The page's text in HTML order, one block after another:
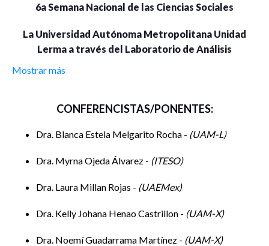
6aSemana Nacional de las Ciencias Sociales
La Universidad Autónoma Metropolitana Unidad
Lerma a través del Laboratorio de Análisis
“Las Ciencias Sociales en la práctica”
12 y 13 de octubre de 2023
Coordinador académico: Dr. Omar Miranda Gómez
Descripción del evento:
Uno de los grandes retos de quienes comienzan su proceso
Mostrar más
CONFERENCISTAS/PONENTES:
Dra. Blanca Estela Melgarito Rocha - UAM-L
Dra. Myrna Ojeda Álvarez - ITESO
Dra. Laura Millan Rojas - UAEMex
Dra. Kelly Johana Henao Castrillon - UAM-X
Dra. Noemí Guadarrama Martínez - UAM-X